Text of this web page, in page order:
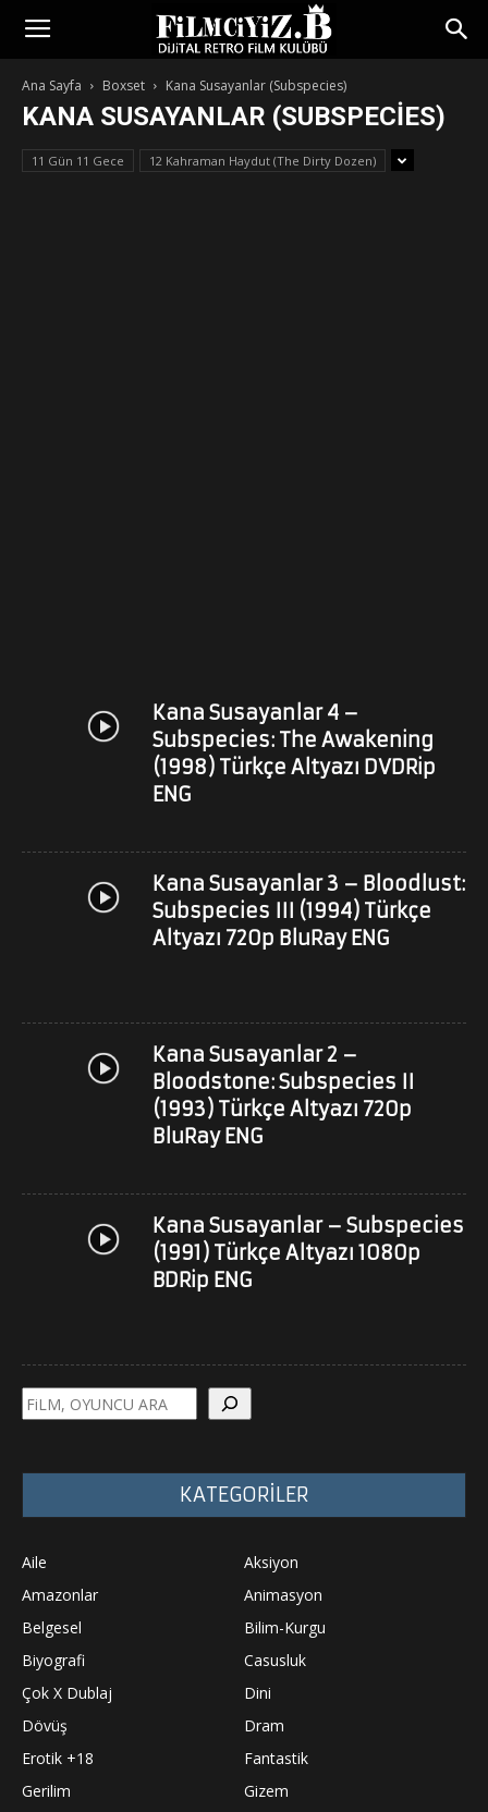
Ana Sayfa Boxset Kana Susayanlar (Subspecies)
KANA SUSAYANLAR (SUBSPECIES)
11 Gün 11 Gece 12 Kahraman Haydut (The Dirty Dozen)
Kana Susayanlar 4 –
Subspecies: The Awakening
(1998) Türkçe Altyazı DVDRip
ENG
Kana Susayanlar 3 – Bloodlust:
Subspecies III (1994) Türkçe
Altyazı 720p BluRay ENG
Kana Susayanlar 2 –
Bloodstone: Subspecies II
(1993) Türkçe Altyazı 720p
BluRay ENG
Kana Susayanlar – Subspecies
(1991) Türkçe Altyazı 1080p
BDRip ENG
Ara
KATEGORİLER
Aile
Aksiyon
Amazonlar
Animasyon
Belgesel
Bilim-Kurgu
Biyografi
Casusluk
Çok X Dublaj
Dini
Dövüş
Dram
Erotik +18
Fantastik
Gerilim
Gizem